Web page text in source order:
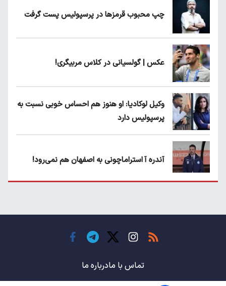
چپ محبوب قرمزها در پرسپولیس پست گرفت
عکس | گولسیانی در کلاس مربیگری!
وکیل لوکادیا: او هنوز هم احساس خوبی نسبت به
پرسپولیس دارد
آندره آ استراماچونی به اصفهان هم نمی‌رود!
حسن روی هوا!
باشگاه های جهان
تماس با مادرباره ما